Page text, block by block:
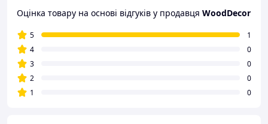
Оцінка товару на основі відгуків у продавця WoodDecor
5
1
4
0
3
0
2
0
1
0